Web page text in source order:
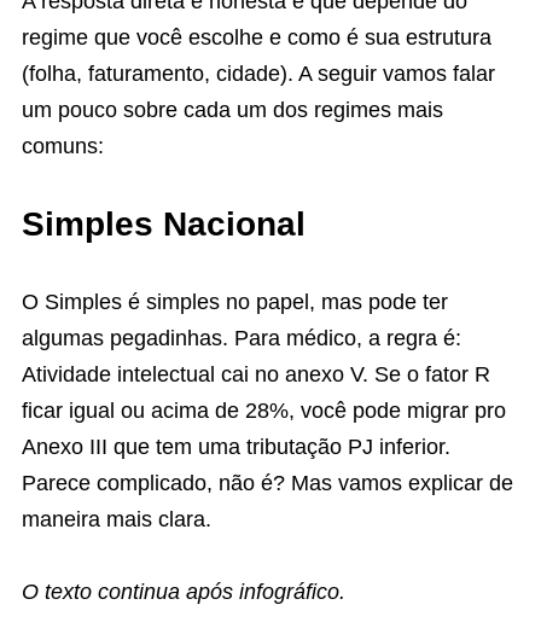
regime que você escolhe e como é sua estrutura
(folha, faturamento, cidade). A seguir vamos falar
um pouco sobre cada um dos regimes mais
comuns:
Simples Nacional
O Simples é simples no papel, mas pode ter
algumas pegadinhas. Para médico, a regra é:
Atividade intelectual cai no anexo V. Se o fator R
ficar igual ou acima de 28%, você pode migrar pro
Anexo III que tem uma tributação PJ inferior.
Parece complicado, não é? Mas vamos explicar de
maneira mais clara.
O texto continua após infográfico.